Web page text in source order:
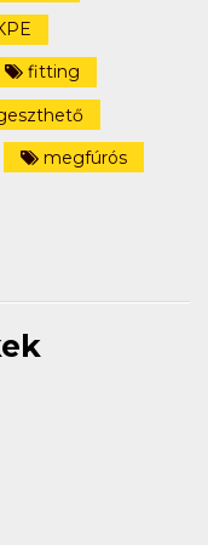
fitting
megfúrós